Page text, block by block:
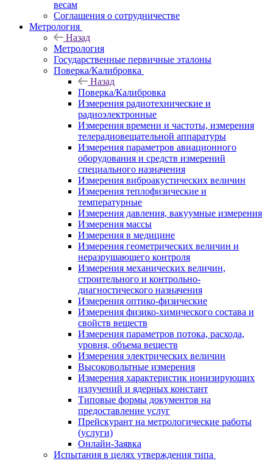
весам
Соглашения о сотрудничестве
Метрология
Назад
Метрология
Государственные первичные эталоны
Поверка/Калибровка
Назад
Поверка/Калибровка
Измерения радиотехнические и
радиоэлектронные
Измерения времени и частоты, измерения
телерадиовещательной аппаратуры
Измерения параметров авиационного
оборудования и средств измерений
специального назначения
Измерения виброакустических величин
Измерения теплофизические и
температурные
Измерения давления, вакуумные измерения
Измерения массы
Измерения в медицине
Измерения геометрических величин и
неразрушающего контроля
Измерения механических величин,
строительного и контрольно-
диагностического назначения
Измерения оптико-физические
Измерения физико-химического состава и
свойств веществ
Измерения параметров потока, расхода,
уровня, объема веществ
Измерения электрических величин
Высоковольтные измерения
Измерения характеристик ионизирующих
излучений и ядерных констант
Типовые формы документов на
предоставление услуг
Прейскурант на метрологические работы
(услуги)
Онлайн-Заявка
Испытания в целях утверждения типа